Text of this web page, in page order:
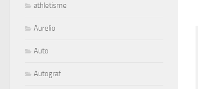
athletisme
Aurelio
Auto
Autograf